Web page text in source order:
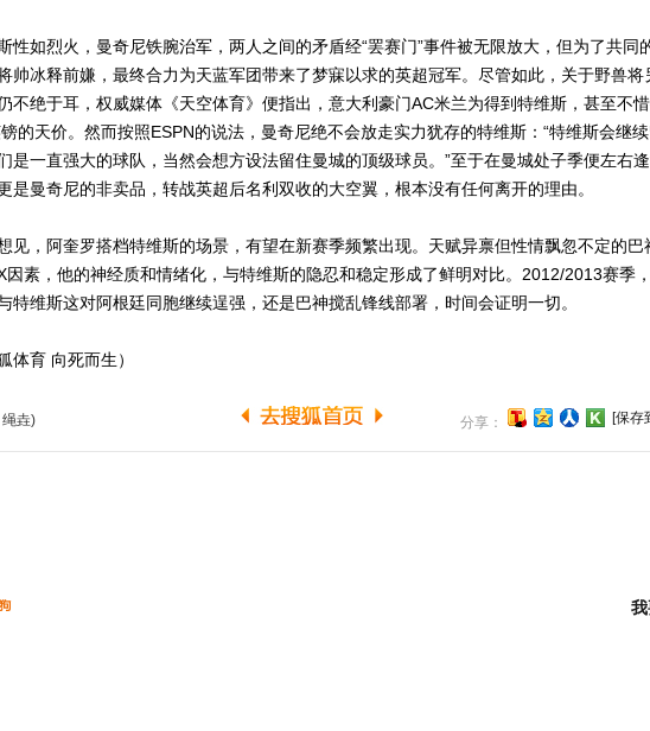
如烈火，曼奇尼铁腕治军，两人之间的矛盾经“罢赛门”事件被无限放大，但为了共同
帅冰释前嫌，最终合力为天蓝军团带来了梦寐以求的英超冠军。尽管如此，关于野兽将
不绝于耳，权威媒体《天空体育》便指出，意大利豪门AC米兰为得到特维斯，甚至不
的天价。然而按照ESPN的说法，曼奇尼绝不会放走实力犹存的特维斯：“特维斯会继
是一直强大的球队，当然会想方设法留住曼城的顶级球员。”至于在曼城处子季便左右
是曼奇尼的非卖品，转战英超后名利双收的大空翼，根本没有任何离开的理由。
，阿奎罗搭档特维斯的场景，有望在新赛季频繁出现。天赋异禀但性情飘忽不定的巴
因素，他的神经质和情绪化，与特维斯的隐忍和稳定形成了鲜明对比。2012/2013赛季
特维斯这对阿根廷同胞继续逞强，还是巴神搅乱锋线部署，时间会证明一切。
育 向死而生）
垚) 分享： [保存